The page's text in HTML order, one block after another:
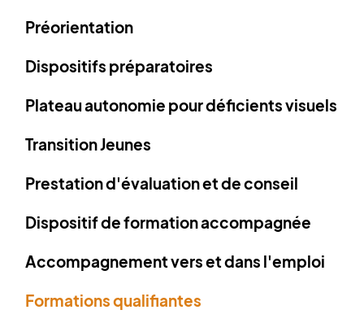
Préorientation
Dispositifs préparatoires
Plateau autonomie pour déficients visuels
Transition Jeunes
Prestation d'évaluation et de conseil
Dispositif de formation accompagnée
Accompagnement vers et dans l'emploi
Formations qualifiantes